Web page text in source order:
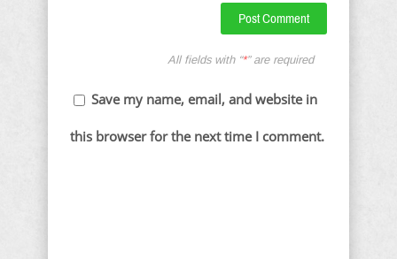
All fields with “*” are required
Save my name, email, and website in
this browser for the next time I comment.